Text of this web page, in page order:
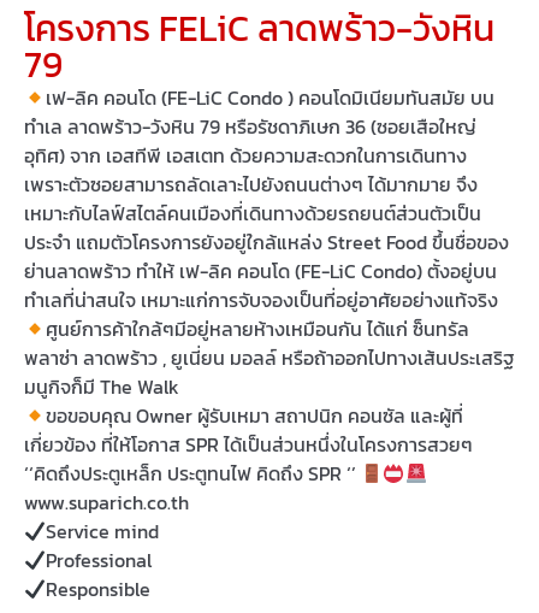
โครงการ FELiC ลาดพร้าว-วังหิน
79
เฟ-ลิค คอนโด (FE-LiC Condo ) คอนโดมิเนียมทันสมัย บน
ทำเล ลาดพร้าว-วังหิน 79 หรือรัชดาภิเษก 36 (ซอยเสือใหญ่
อุทิศ) จาก เอสทีพี เอสเตท ด้วยความสะดวกในการเดินทาง
เพราะตัวซอยสามารถลัดเลาะไปยังถนนต่างๆ ได้มากมาย จึง
เหมาะกับไลฟ์สไตล์คนเมืองที่เดินทางด้วยรถยนต์ส่วนตัวเป็น
ประจำ แถมตัวโครงการยังอยู่ใกล้แหล่ง Street Food ขึ้นชื่อของ
ย่านลาดพร้าว ทำให้ เฟ-ลิค คอนโด (FE-LiC Condo) ตั้งอยู่บน
ทำเลที่น่าสนใจ เหมาะแก่การจับจองเป็นที่อยู่อาศัยอย่างแท้จริง
ศูนย์การค้าใกล้ๆมีอยู่หลายห้างเหมือนกัน ได้แก่ ซ็นทรัล
พลาซ่า ลาดพร้าว , ยูเนี่ยน มอลล์ หรือถ้าออกไปทางเส้นประเสริฐ
มนูกิจก็มี The Walk
ขอขอบคุณ Owner ผู้รับเหมา สถาปนิก คอนซัล และผู้ที่
เกี่ยวข้อง ที่ให้โอกาส SPR ได้เป็นส่วนหนึ่งในโครงการสวยๆ
‘‘คิดถึงประตูเหล็ก ประตูทนไฟ คิดถึง SPR ‘’
www.suparich.co.th
Service mind
Professional
Responsible